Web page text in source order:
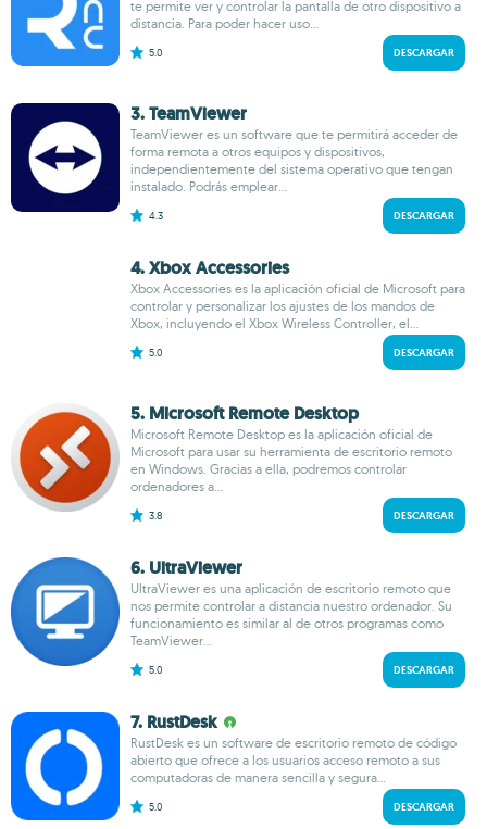
te permite ver y controlar la pantalla de otro dispositivo a
distancia. Para poder hacer uso...
5.0 DESCARGAR
3. TeamViewer
TeamViewer es un software que te permitirá acceder de
forma remota a otros equipos y dispositivos,
independientemente del sistema operativo que tengan
instalado. Podrás emplear...
4.3 DESCARGAR
4. Xbox Accessories
Xbox Accessories es la aplicación oficial de Microsoft para
controlar y personalizar los ajustes de los mandos de
Xbox, incluyendo el Xbox Wireless Controller, el...
5.0 DESCARGAR
5. Microsoft Remote Desktop
Microsoft Remote Desktop es la aplicación oficial de
Microsoft para usar su herramienta de escritorio remoto
en Windows. Gracias a ella, podremos controlar
ordenadores a...
3.8 DESCARGAR
6. UltraViewer
UltraViewer es una aplicación de escritorio remoto que
nos permite controlar a distancia nuestro ordenador. Su
funcionamiento es similar al de otros programas como
TeamViewer...
5.0 DESCARGAR
7. RustDesk
RustDesk es un software de escritorio remoto de código
abierto que ofrece a los usuarios acceso remoto a sus
computadoras de manera sencilla y segura...
5.0 DESCARGAR